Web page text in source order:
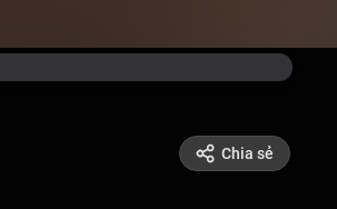
Chia sẻ